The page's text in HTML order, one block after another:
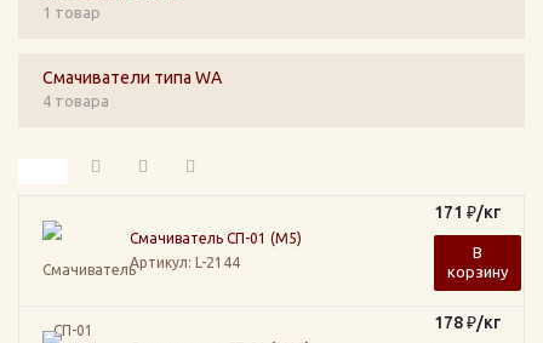
1 товар
Смачиватели типа WA
4 товара
Смачиватель СП-01 (М5)
Артикул: L-2144
171 ₽/кг
В
корзину
178₽/кг